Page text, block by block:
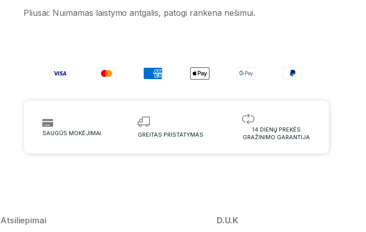
Pliusai: Nuimamas laistymo antgalis, patogi rankena nešimui.
SAUGŪS MOKĖJIMAI GREITAS PRISTATYMAS
14 DIENŲ PREKĖS
GRAŽINIMO GARANTIJA
Atsiliepimai D.U.K